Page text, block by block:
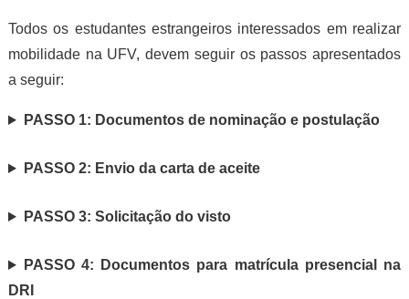
Todos os estudantes estrangeiros interessados em realizar
mobilidade na UFV, devem seguir os passos apresentados
a seguir:
PASSO 1: Documentos de nominação e postulação
PASSO 2: Envio da carta de aceite
PASSO 3: Solicitação do visto
PASSO 4: Documentos para matrícula presencial na
DRI